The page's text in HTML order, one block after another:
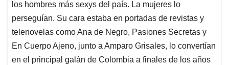
A
p
p
o
o
k
d
I
n
d
s
los hombres más sexys del país. La mujeres lo
perseguían. Su cara estaba en portadas de revistas y
telenovelas como Ana de Negro, Pasiones Secretas y
En Cuerpo Ajeno, junto a Amparo Grisales, lo convertían
en el principal galán de Colombia a finales de los años